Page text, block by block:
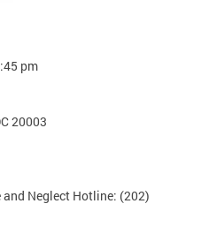
pm
20003
Neglect Hotline: (202)